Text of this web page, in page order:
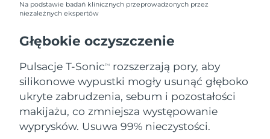
Na podstawie badań klinicznych przeprowadzonych przez
niezależnych ekspertów
Głębokie oczyszczenie
Pulsacje T-SonicTM
rozszerzają pory, aby
silikonowe wypustki mogły usunąć głęboko
ukryte zabrudzenia, sebum i pozostałości
makijażu, co zmniejsza występowanie
wyprysków. Usuwa 99% nieczystości.
Malta
Meksyk
Oczekiwany czas dostawy
8/14/26
Monako
Oczekiwany czas dostawy